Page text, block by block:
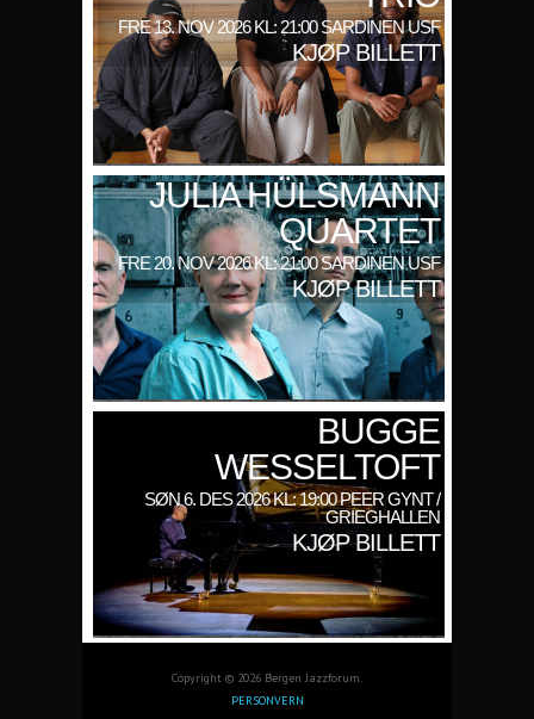
FRE 13. NOV 2026 KL: 21:00 SARDINEN USF
KJØP BILLETT
JULIA HÜLSMANN
QUARTET
FRE 20. NOV 2026 KL: 21:00 SARDINEN USF
KJØP BILLETT
BUGGE
WESSELTOFT
SØN 6. DES 2026 KL: 19:00 PEER GYNT /
GRIEGHALLEN
KJØP BILLETT
Copyright © 2026 Bergen Jazzforum.
PERSONVERN